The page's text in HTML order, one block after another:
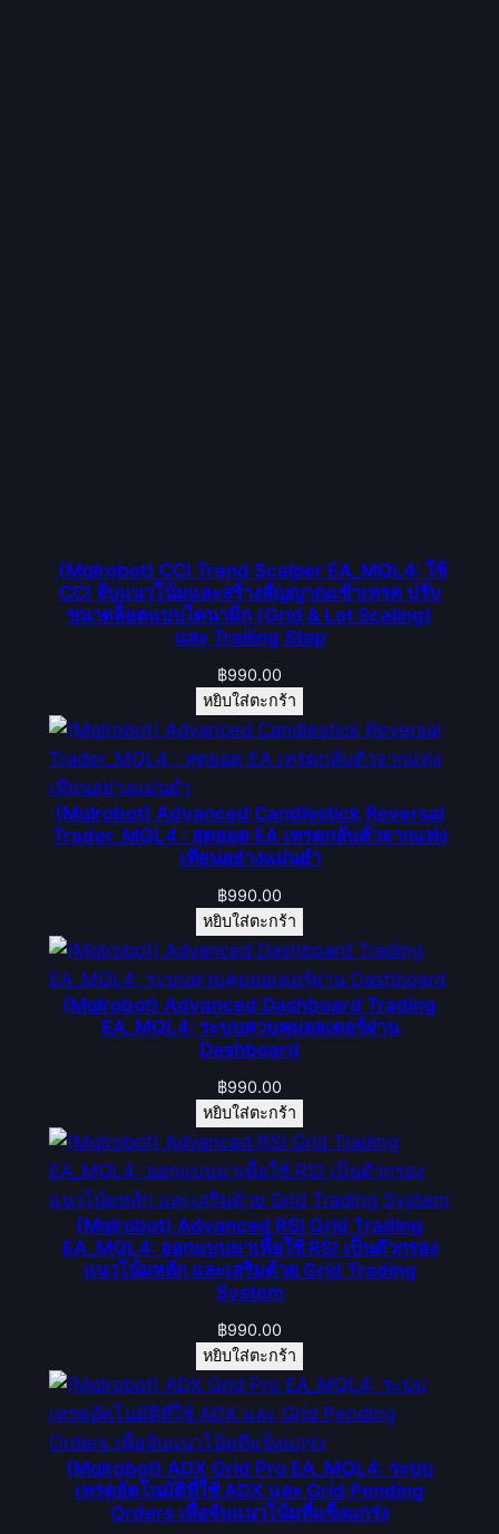
(Mqlrobot) CCI Trend Scalper EA_MQL4: ใช้
CCI จับแนวโน้มและสร้างสัญญาณเข้าเทรด ปรับ
ขนาดล็อตแบบไดนามิก (Grid & Lot Scaling)
และ Trailing Stop
฿990.00
หยิบใส่ตะกร้า
(Mqlrobot) Advanced Candlestick Reversal
Trader_MQL4 : สุดยอด EA เทรดกลับตัวจากแท่ง
เทียนอย่างแม่นยำ
฿990.00
หยิบใส่ตะกร้า
(Mqlrobot) Advanced Dashboard Trading
EA_MQL4: ระบบควบคุมออเดอร์ผ่าน
Dashboard
฿990.00
หยิบใส่ตะกร้า
(Mqlrobot) Advanced RSI Grid Trading
EA_MQL4: ออกแบบมาเพื่อใช้ RSI เป็นตัวกรอง
แนวโน้มหลัก และเสริมด้วย Grid Trading
System
฿990.00
หยิบใส่ตะกร้า
(Mqlrobot) ADX Grid Pro EA_MQL4: ระบบ
เทรดอัตโนมัติที่ใช้ ADX และ Grid Pending
Orders เพื่อจับแนวโน้มที่แข็งแกร่ง